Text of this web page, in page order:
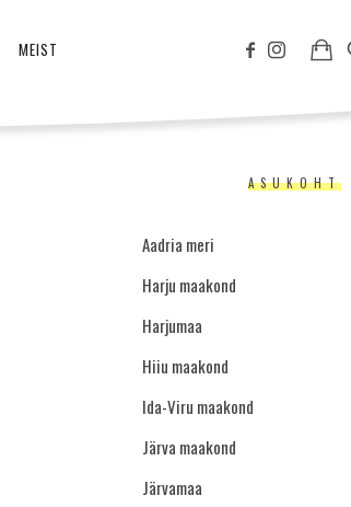
MEIST
ASUKOHT
Aadria meri
Harju maakond
Harjumaa
Hiiu maakond
Ida-Viru maakond
Järva maakond
Järvamaa